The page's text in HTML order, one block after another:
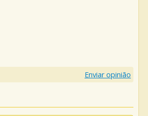
Enviar opinião